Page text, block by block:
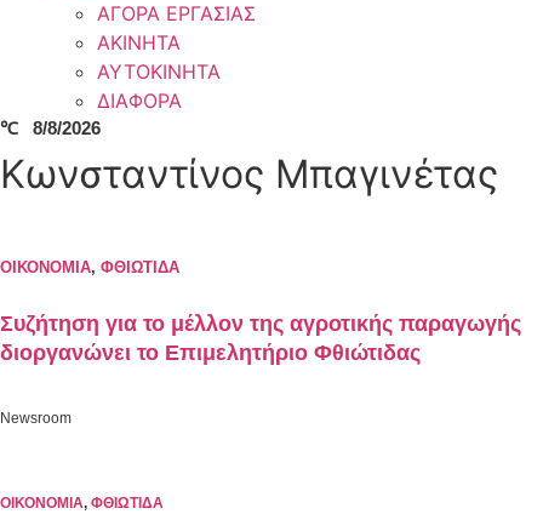
ΑΓΟΡΑ ΕΡΓΑΣΙΑΣ
ΑΚΙΝΗΤΑ
ΑΥΤΟΚΙΝΗΤΑ
ΔΙΑΦΟΡΑ
℃ 8/8/2026
Κωνσταντίνος Μπαγινέτας
ΟΙΚΟΝΟΜΙΑ, ΦΘΙΩΤΙΔΑ
Συζήτηση για το μέλλον της αγροτικής παραγωγής
διοργανώνει το Επιμελητήριο Φθιώτιδας
Newsroom
ΟΙΚΟΝΟΜΙΑ, ΦΘΙΩΤΙΔΑ